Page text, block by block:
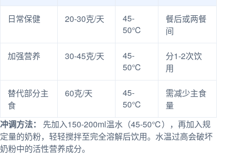
日常保健 20-30克/天
45-
50℃
餐后或两餐
间
加强营养 30-45克/天
45-
50℃
分1-2次饮
用
替代部分主
食
60克/天
45-
50℃
需减少主食
量
冲调方法：
先加入150-200ml温水（45-50℃），再加入规
定量的奶粉，轻轻搅拌至完全溶解后饮用。水温过高会破坏
奶粉中的活性营养成分。